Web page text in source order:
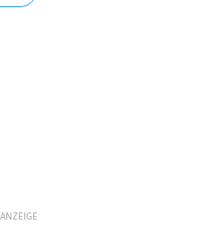
ANZEIGE